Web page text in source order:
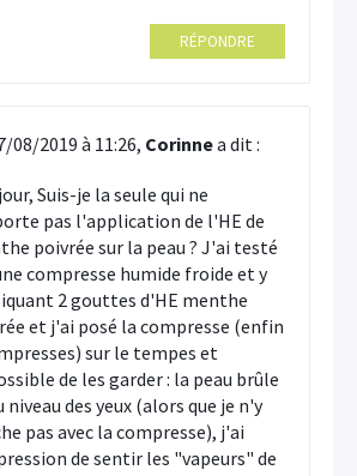
RÉPONDRE
08/2019 à 11:26, Corinnea dit :
Suis-je la seule qui ne
pas l'application de l'HE de
poivrée sur la peau ? J'ai testé
compresse humide froide et y
2 gouttes d'HE menthe
et j'ai posé la compresse (enfin
sur le tempes et
de les garder : la peau brûle
niveau des yeux (alors que je n'y
pas avec la compresse), j'ai
de sentir les "vapeurs" de